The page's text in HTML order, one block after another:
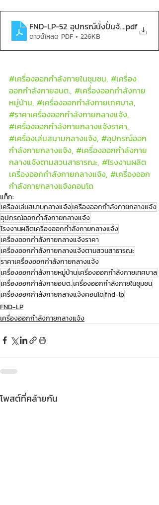
FND-LP-52 อุปกรณ์นั่งปั่นจักรยาน-
.pdf
ดาวน์โหลด PDF • 226KB
#เครื่องออกกำลังกายในชุมชน, #เครื่อง
ออกกำลังกายอบต., #เครื่องออกกำลังกาย
หมู่บ้าน, #เครื่องออกกำลังกายเทศบาล,
#ราคาเครื่องออกกำลังกายกลางแจ้ง,
#เครื่องออกกำลังกายกลางแจ้งราคา,
#เครื่องเล่นสนามกลางแจ้ง, #อุปกรณ์ออก
กำลังกายกลางแจ้ง, #เครื่องออกกำลังกาย
กลางแจ้งตามสวนสาธารณะ, #โรงงานผลิต
เครื่องออกกำลังกายกลางแจ้ง, #เครื่องออก
กำลังกายกลางแจ้งคอนโด
แท็ก:
เครื่องเล่นสนามกลางแจ้งเครื่องออกกำลังกายกลางแจ้ง
อุปกรณ์ออกกำลังกายกลางแจ้ง
โรงงานผลิตเครื่องออกกำลังกายกลางแจ้ง
เครื่องออกกำลังกายกลางแจ้งราคา
เครื่องออกกำลังกายกลางแจ้งตามสวนสาธารณะ
ราคาเครื่องออกกำลังกายกลางแจ้ง
เครื่องออกกำลังกายหมู่บ้านเครื่องออกกำลังกายเทศบาล
เครื่องออกกำลังกายอบต.เครื่องออกกำลังกายในชุมชน
เครื่องออกกำลังกายกลางแจ้งคอนโดfnd-lp
FND-LP
เครื่องออกกำลังกายกลางแจ้ง
โพสต์ที่คล้ายกัน